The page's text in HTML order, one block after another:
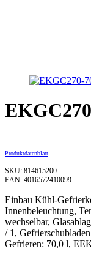
Produktdatenblatt
SKU: 814615200
EAN: 4016572410099
Einbau Kühl-
Innenbeleuchtung,
wechselbar,
/ 1,
Gefrieren: 70,0 l,